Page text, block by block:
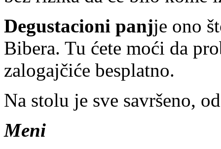
Degustacioni panjje ono
Bibera. Tu ćete moći da
zalogajčiće besplatno.
Na stolu je sve savršeno,
Meni